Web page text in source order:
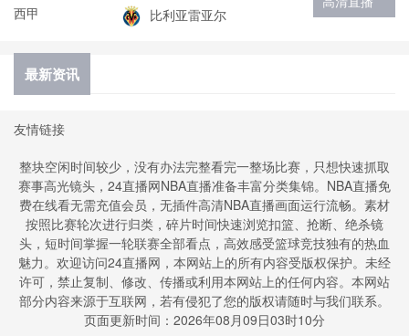
西甲
比利亚雷亚尔
最新资讯
友情链接
整块空闲时间较少，没有办法完整看完一整场比赛，只想快速抓取
赛事高光镜头，24直播网NBA直播准备丰富分类集锦。NBA直播免
费在线看无需充值会员，无插件高清NBA直播画面运行流畅。素材
按照比赛轮次进行归类，碎片时间快速浏览扣篮、抢断、绝杀镜
头，短时间掌握一轮联赛全部看点，高效感受篮球竞技独有的热血
魅力。欢迎访问24直播网，本网站上的所有内容受版权保护。未经
许可，禁止复制、修改、传播或利用本网站上的任何内容。本网站
部分内容来源于互联网，若有侵犯了您的版权请随时与我们联系。
页面更新时间：2026年08月09日03时10分